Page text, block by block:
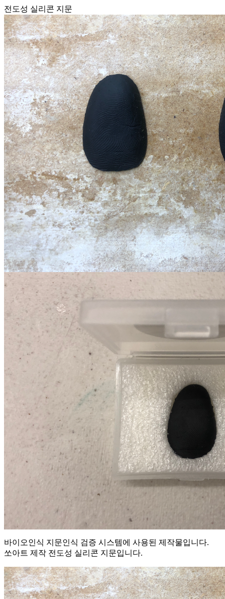
전도성 실리콘 지문
바이오인식 지문인식 검증 시스템에 사용된 제작물입니다.
쏘아트 제작 전도성 실리콘 지문입니다.